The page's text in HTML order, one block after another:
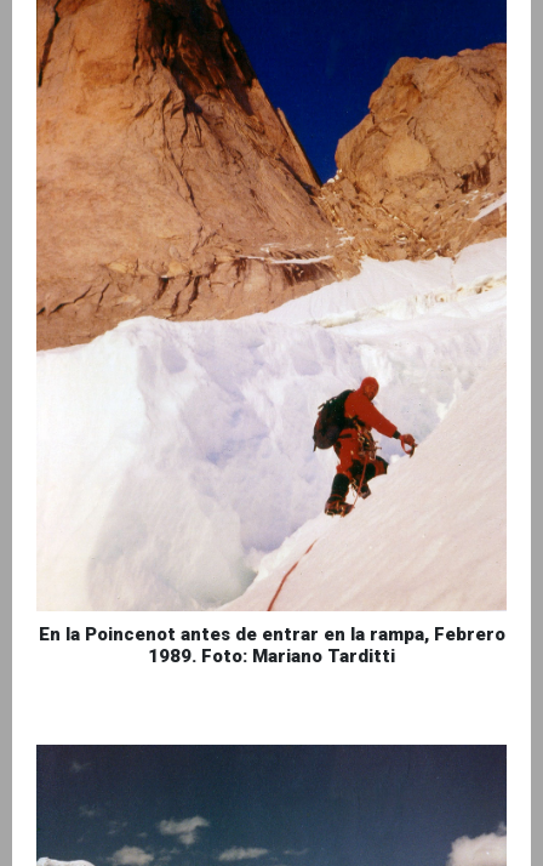
En la Poincenot antes de entrar en la rampa, Febrero
1989. Foto: Mariano Tarditti